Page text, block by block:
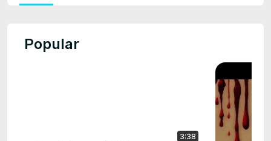
Popular
3:38